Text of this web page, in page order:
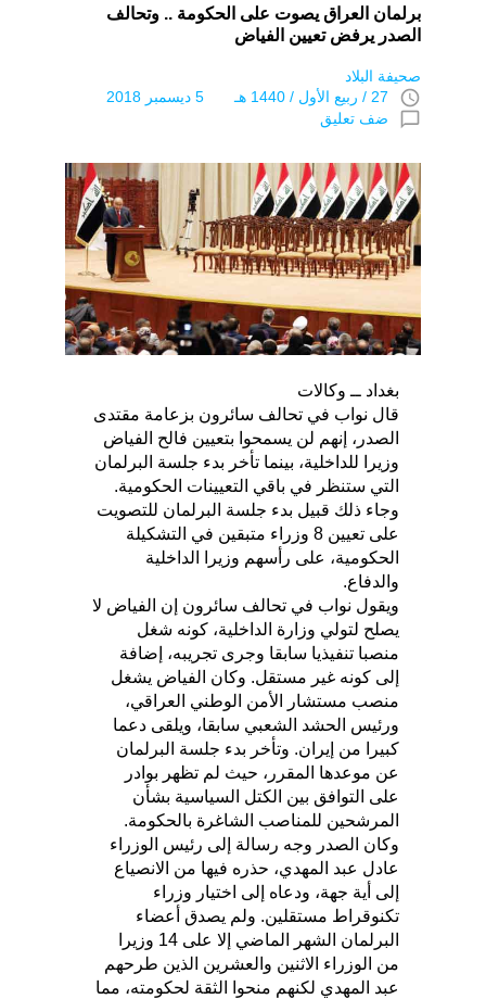
برلمان العراق يصوت على الحكومة .. وتحالف
الصدر يرفض تعيين الفياض
صحيفة البلاد
access_time 27 / ربيع اﻷول / 1440 هـ 5 ديسمبر 2018
chat_bubble_outline ضف تعليق
بغداد ــ وكالات
قال نواب في تحالف سائرون بزعامة مقتدى
الصدر، إنهم لن يسمحوا بتعيين فالح الفياض
وزيرا للداخلية، بينما تأخر بدء جلسة البرلمان
التي ستنظر في باقي التعيينات الحكومية.
وجاء ذلك قبيل بدء جلسة البرلمان للتصويت
على تعيين 8 وزراء متبقين في التشكيلة
الحكومية، على رأسهم وزيرا الداخلية
والدفاع.
ويقول نواب في تحالف سائرون إن الفياض لا
يصلح لتولي وزارة الداخلية، كونه شغل
منصبا تنفيذيا سابقا وجرى تجريبه، إضافة
إلى كونه غير مستقل. وكان الفياض يشغل
منصب مستشار الأمن الوطني العراقي،
ورئيس الحشد الشعبي سابقا، ويلقى دعما
كبيرا من إيران. وتأخر بدء جلسة البرلمان
عن موعدها المقرر، حيث لم تظهر بوادر
على التوافق بين الكتل السياسية بشأن
المرشحين للمناصب الشاغرة بالحكومة.
وكان الصدر وجه رسالة إلى رئيس الوزراء
عادل عبد المهدي، حذره فيها من الانصياع
إلى أية جهة، ودعاه إلى اختيار وزراء
تكنوقراط مستقلين. ولم يصدق أعضاء
البرلمان الشهر الماضي إلا على 14 وزيرا
من الوزراء الاثنين والعشرين الذين طرحهم
عبد المهدي لكنهم منحوا الثقة لحكومته، مما